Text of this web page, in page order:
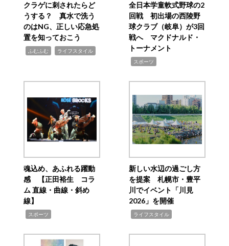
クラゲに刺されたらど
うする？ 真水で洗う
のはNG、正しい応急処
置を知っておこう
ふむふむ ライフスタイル
全日本学童軟式野球の2
回戦 初出場の西陵野
球クラブ（岐阜）が3回
戦へ マクドナルド・
トーナメント
スポーツ
魂込め、あふれる躍動
感 【正田裕生 コラ
ム 直線・曲線・斜め
線】
スポーツ
新しい水辺の過ごし方
を提案 札幌市・豊平
川でイベント「川見
2026」を開催
ライフスタイル